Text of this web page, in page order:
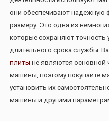
они обеспечивают надежную
размеру. Это одна из
которые сохраняют точность
длительного срока службы.
плиты не являются основной
машины, поэтому покупайте
установить их
машины и другими